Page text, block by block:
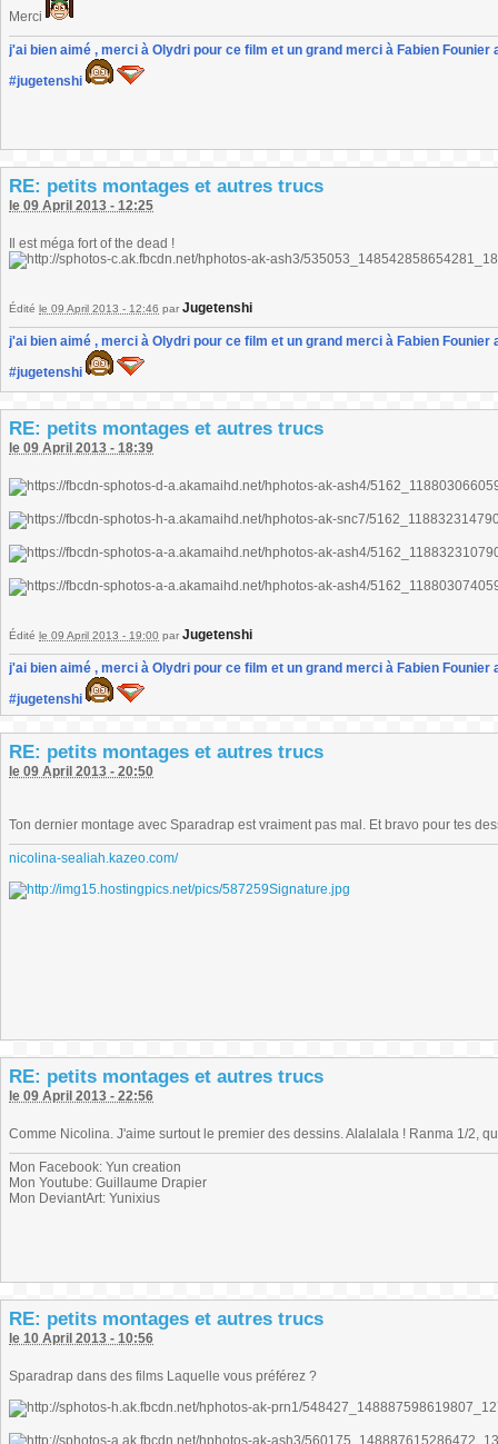
Merci
j'ai bien aimé , merci à Olydri pour ce film et un grand merci à Fabien
#jugetenshi
RE: petits montages et autres trucs
le 09 April 2013 - 12:25
Il est méga fort of the dead !
Édité le 09 April 2013 - 12:46 par Jugetenshi
j'ai bien aimé , merci à Olydri pour ce film et un grand merci à Fabien
#jugetenshi
RE: petits montages et autres trucs
le 09 April 2013 - 18:39
Édité le 09 April 2013 - 19:00 par Jugetenshi
j'ai bien aimé , merci à Olydri pour ce film et un grand merci à Fabien
#jugetenshi
RE: petits montages et autres trucs
le 09 April 2013 - 20:50
Ton dernier montage avec Sparadrap est vraiment pas mal. Et bravo pour tes
nicolina-sealiah.kazeo.com/
RE: petits montages et autres trucs
le 09 April 2013 - 22:56
Comme Nicolina. J'aime surtout le premier des dessins. Alalalala ! Ranma 1/2,
Mon Facebook: Yun creation
Mon Youtube: Guillaume Drapier
Mon DeviantArt: Yunixius
RE: petits montages et autres trucs
le 10 April 2013 - 10:56
Sparadrap dans des films Laquelle vous préférez ?